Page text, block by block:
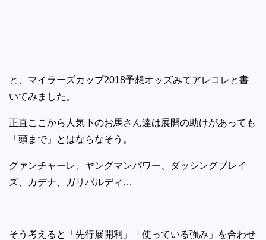
と、マイラーズカップ2018予想オッズみてアレコレと書
いてみました。
正直ここから人気下のお馬さん達は展開の助けがあっても
「頭まで」とはならなそう。
グァンチャーレ、ヤングマンパワー、ダッシングブレイ
ズ、カデナ、ガリバルディ…
そう考えると「先行展開利」「使っている強み」を合わせ